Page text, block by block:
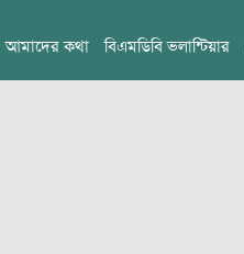
আমাদের কথা বিএমডিবি ভলান্টিয়ার